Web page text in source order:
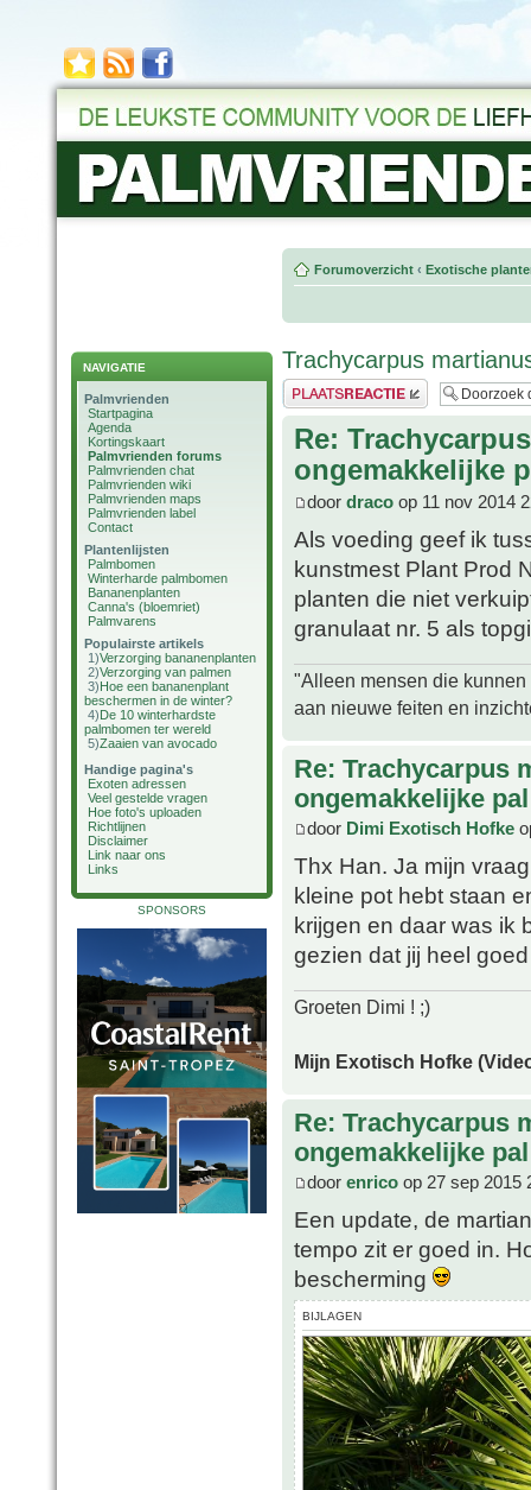
NAVIGATIE
Palmvrienden
Startpagina
Agenda
Kortingskaart
Palmvrienden forums
Palmvrienden chat
Palmvrienden wiki
Palmvrienden maps
Palmvrienden label
Contact
Plantenlijsten
Palmbomen
Winterharde palmbomen
Bananenplanten
Canna's (bloemriet)
Palmvarens
Populairste artikels
1)Verzorging bananenplanten
2)Verzorging van palmen
3)Hoe een bananenplant
beschermen in de winter?
4)De 10 winterhardste
palmbomen ter wereld
5)Zaaien van avocado
Handige pagina's
Exoten adressen
Veel gestelde vragen
Hoe foto's uploaden
Richtlijnen
Disclaimer
Link naar ons
Links
SPONSORS
Forumoverzicht ‹ Exotische
Trachycarpus
Plaats een reactie
Re:
ongemakkelijke
door draco op 11 nov 2014
Als voeding geef ik
kunstmest Plant Prod
planten die niet
granulaat nr. 5 als
"Alleen mensen die
aan nieuwe feiten en
Re: Trachycarpus
ongemakkelijke pal
door Dimi Exotisch Hofke
Thx Han. Ja mijn
kleine pot hebt staan
krijgen en daar was ik
gezien dat jij heel
Groeten Dimi ! ;)
Mijn Exotisch Hofke
Re: Trachycarpus
ongemakkelijke pal
door enrico op 27 sep 2015
Een update, de
tempo zit er goed in.
bescherming
BIJLAGEN